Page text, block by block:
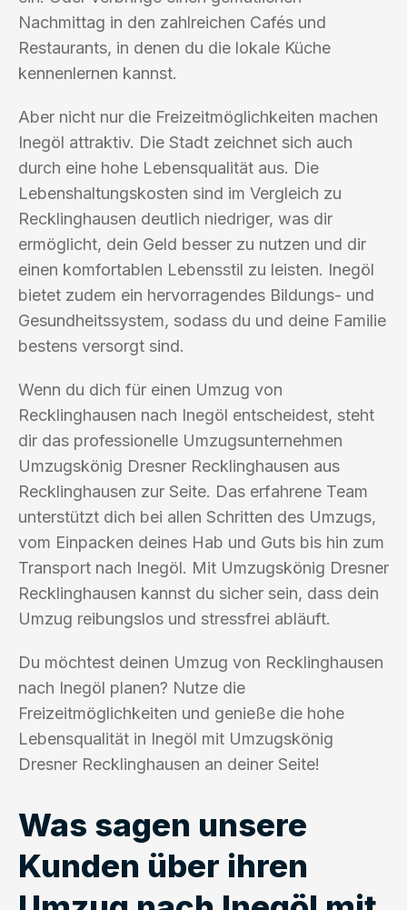
Nachmittag in den zahlreichen Cafés und
Restaurants, in denen du die lokale Küche
kennenlernen kannst.
Aber nicht nur die Freizeitmöglichkeiten machen
Inegöl attraktiv. Die Stadt zeichnet sich auch
durch eine hohe Lebensqualität aus. Die
Lebenshaltungskosten sind im Vergleich zu
Recklinghausen deutlich niedriger, was dir
ermöglicht, dein Geld besser zu nutzen und dir
einen komfortablen Lebensstil zu leisten. Inegöl
bietet zudem ein hervorragendes Bildungs- und
Gesundheitssystem, sodass du und deine Familie
bestens versorgt sind.
Wenn du dich für einen Umzug von
Recklinghausen nach Inegöl entscheidest, steht
dir das professionelle Umzugsunternehmen
Umzugskönig Dresner Recklinghausen aus
Recklinghausen zur Seite. Das erfahrene Team
unterstützt dich bei allen Schritten des Umzugs,
vom Einpacken deines Hab und Guts bis hin zum
Transport nach Inegöl. Mit Umzugskönig Dresner
Recklinghausen kannst du sicher sein, dass dein
Umzug reibungslos und stressfrei abläuft.
Du möchtest deinen Umzug von Recklinghausen
nach Inegöl planen? Nutze die
Freizeitmöglichkeiten und genieße die hohe
Lebensqualität in Inegöl mit Umzugskönig
Dresner Recklinghausen an deiner Seite!
Was sagen unsere
Kunden über ihren